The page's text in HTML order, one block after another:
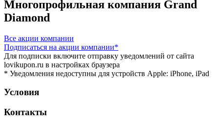
Многопрофильная компания Grand
Diamond
Все акции компании
Подписаться на акции компании*
Для подписки включите отправку уведомлений от сайта
lovikupon.ru в настройках браузера
* Уведомления недоступны для устройств Apple: iPhone, iPad
Условия
Контакты